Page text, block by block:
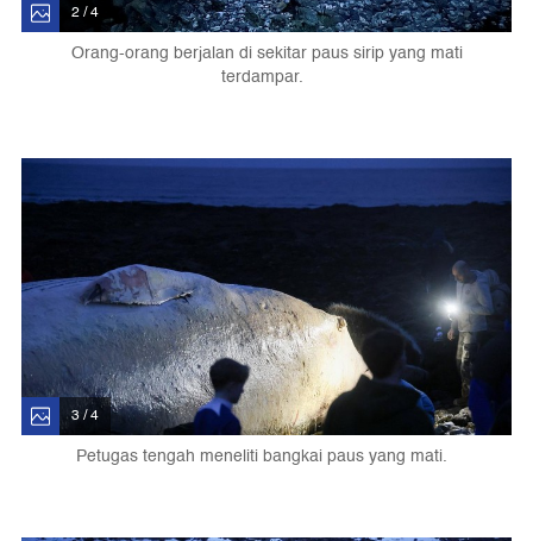
2 / 4
Orang-orang berjalan di sekitar paus sirip yang mati
terdampar.
3 / 4
Petugas tengah meneliti bangkai paus yang mati.